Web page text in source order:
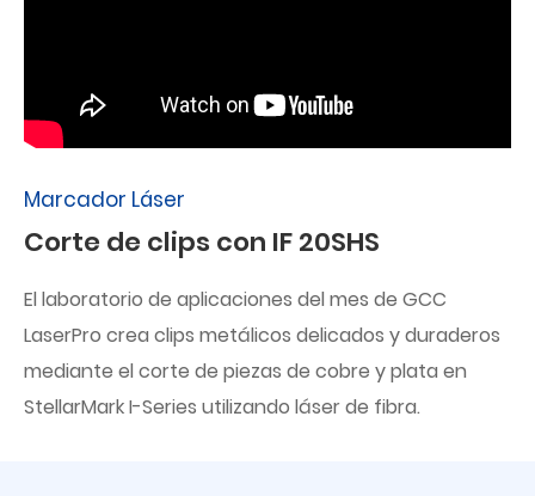
Marcador Láser
Corte de clips con IF 20SHS
El laboratorio de aplicaciones del mes de GCC
LaserPro crea clips metálicos delicados y duraderos
mediante el corte de piezas de cobre y plata en
StellarMark I-Series utilizando láser de fibra.